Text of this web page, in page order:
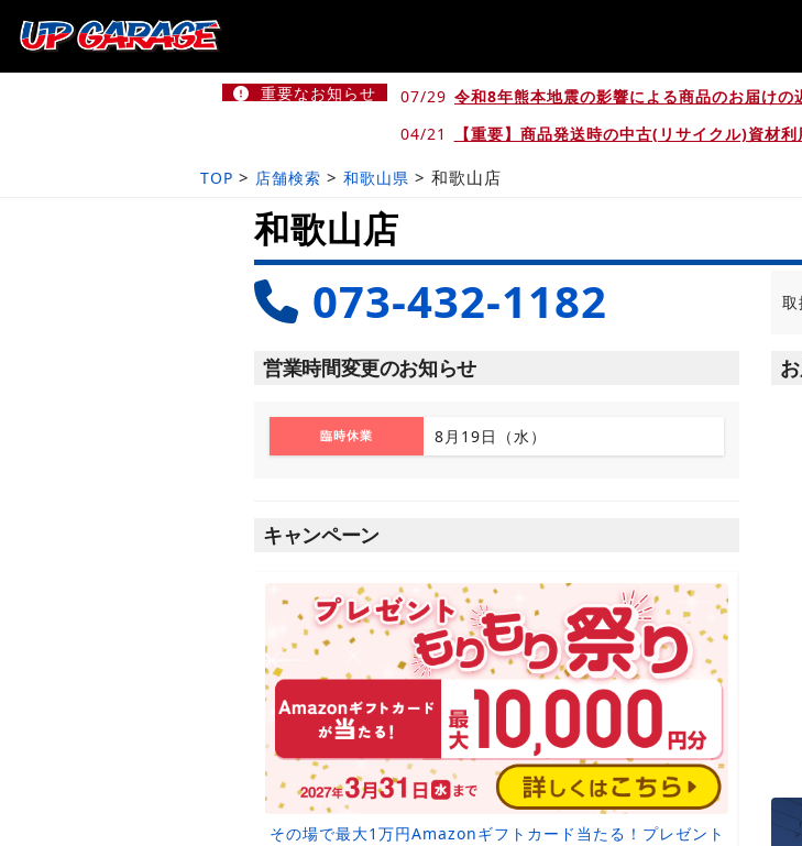
重要なお知らせ 07/29 令和8年熊本地震の影響による商品のお届け
04/21
【重要】商品発送時の中古(リサイクル)資材
TOP > 店舗検索 > 和歌山県 > 和歌山店
和歌山店
073-432-1182 取
営業時間変更のお知らせ
臨時休業 8月19日（水）
キャンペーン
その場で最大1万円Amazonギフトカード当たる！プレゼント
【